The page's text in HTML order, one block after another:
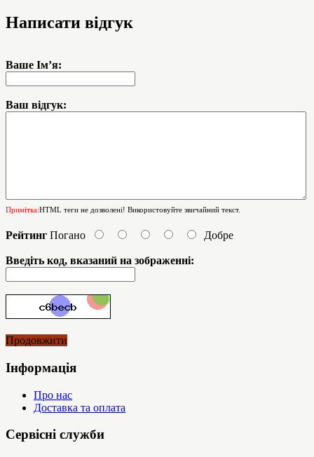
Написати відгук
Ваше Ім’я:
Ваш відгук:
Примітка:HTML теги не дозволені! Використовуйте звичайний текст.
Рейтинг Погано Добре
Введіть код, вказаний на зображенні:
Продовжити
Інформація
Про нас
Доставка та оплата
Сервісні служби